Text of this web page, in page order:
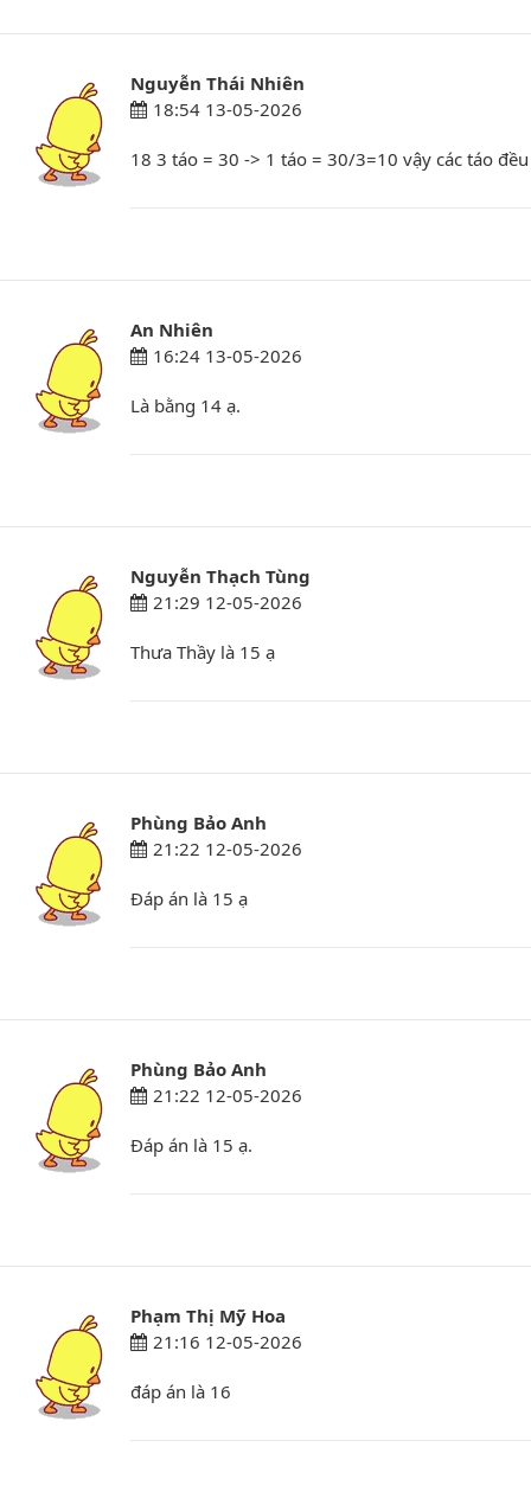
Nguyễn Thái Nhiên
18:54 13-05-2026
18 3 táo = 30 -> 1 táo = 30/3=10 vậy các táo
An Nhiên
16:24 13-05-2026
Là bằng 14 ạ.
Nguyễn Thạch Tùng
21:29 12-05-2026
Thưa Thầy là 15 ạ
Phùng Bảo Anh
21:22 12-05-2026
Đáp án là 15 ạ
Phùng Bảo Anh
21:22 12-05-2026
Đáp án là 15 ạ.
Phạm Thị Mỹ Hoa
21:16 12-05-2026
đáp án là 16